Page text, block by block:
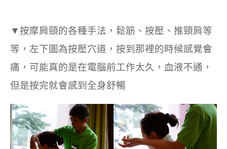
▼按摩肩頸的各種手法，鬆筋、按壓、推頸肩等
等，左下圖為按壓穴道，按到那裡的時候感覺會
痛，可能真的是在電腦前工作太久，血液不通，
但是按完就會感到全身舒暢